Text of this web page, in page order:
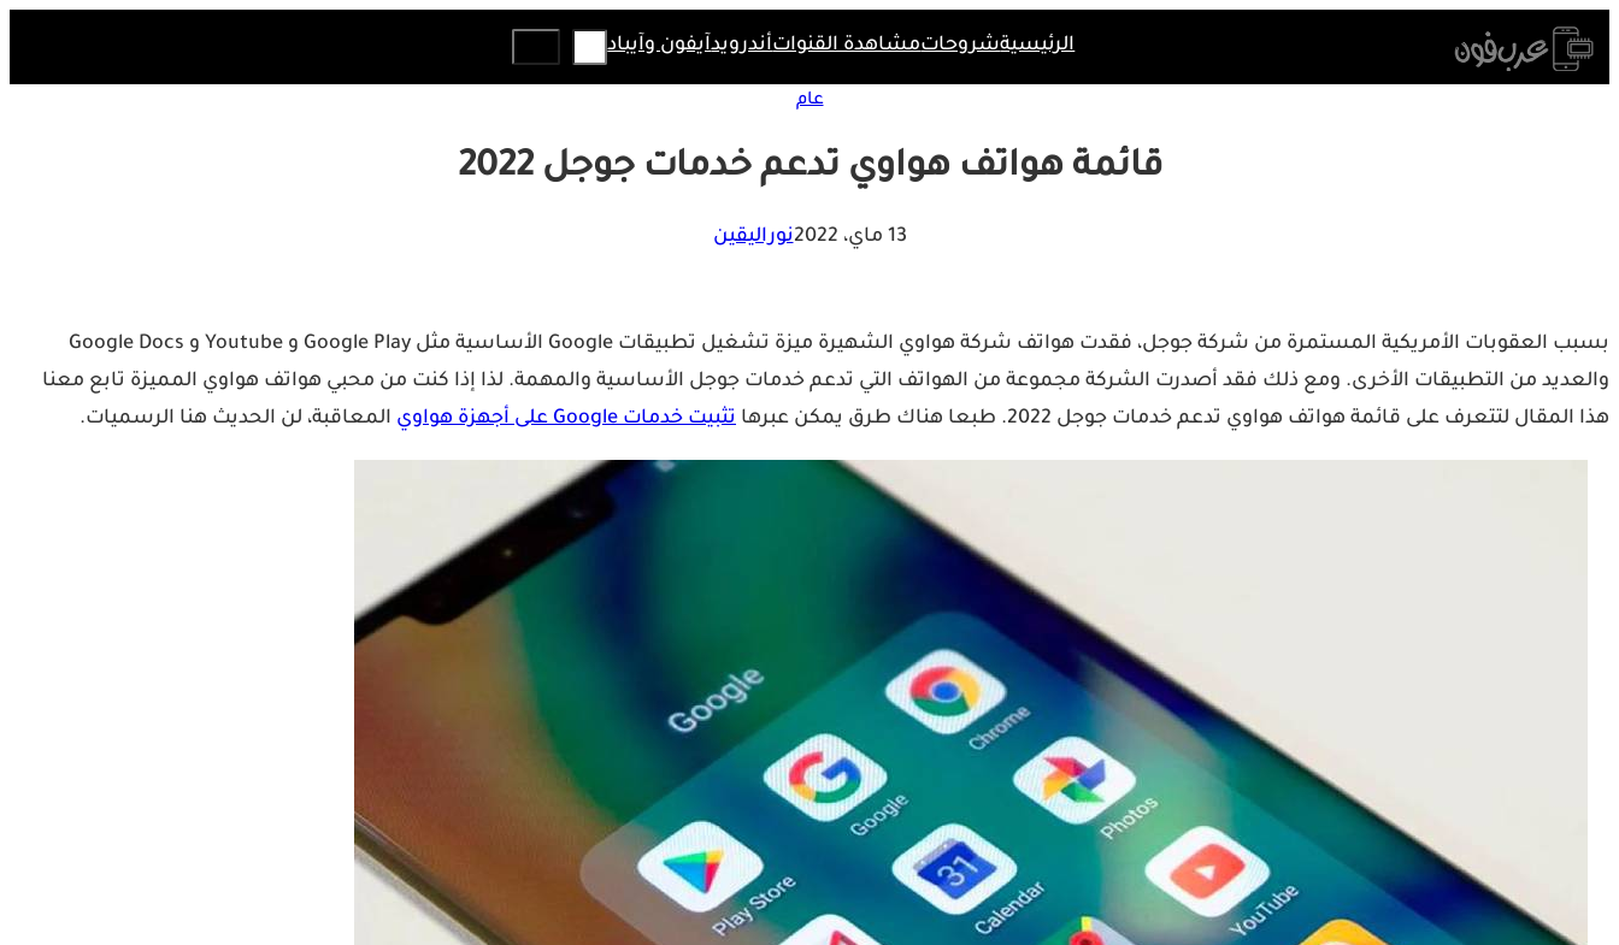
Skip
to
الرئيسيةشروحاتمشاهدة القنواتأندرويدآيفون وآيباد
عام
قائمة هواتف هواوي تدعم خدمات جوجل 2022
13 ماي، 2022 نوراليقين
بسبب العقوبات الأمريكية المستمرة من شركة جوجل، فقدت هواتف شركة هواوي الشهيرة ميزة تشغيل تطبيقات Google الأساسية مثل Google Play و Youtube و Google Docs
والعديد من التطبيقات الأخرى. ومع ذلك فقد أصدرت الشركة مجموعة من الهواتف التي تدعم خدمات جوجل الأساسية والمهمة. لذا إذا كنت من محبي هواتف هواوي المميزة تابع معنا
هذا المقال لتتعرف على قائمة هواتف هواوي تدعم خدمات جوجل 2022. طبعا هناك طرق يمكن عبرها
تثبيت خدمات Google على أجهزة هواوي المعاقبة، لن الحديث هنا الرسميات.